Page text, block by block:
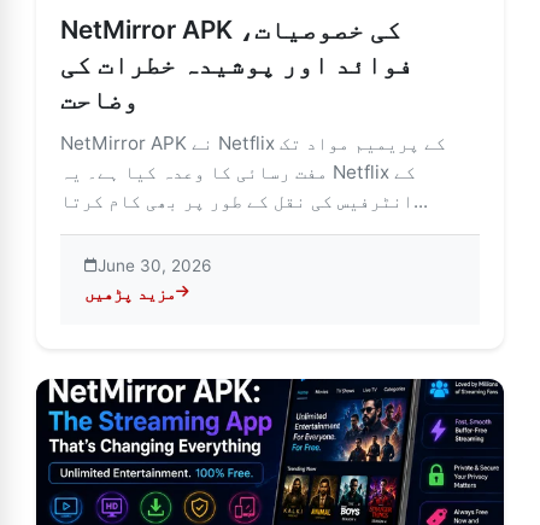
NetMirror APK کی خصوصیات،
فوائد اور پوشیدہ خطرات کی
وضاحت
NetMirror APK نے Netflix کے پریمیم مواد تک
مفت رسائی کا وعدہ کیا ہے۔ یہ Netflix کے
انٹرفیس کی نقل کے طور پر بھی کام کرتا...
June 30, 2026
مزید پڑھیں